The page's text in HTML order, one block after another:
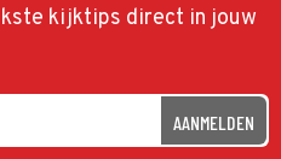
kijktips direct in jouw
AANMELDEN